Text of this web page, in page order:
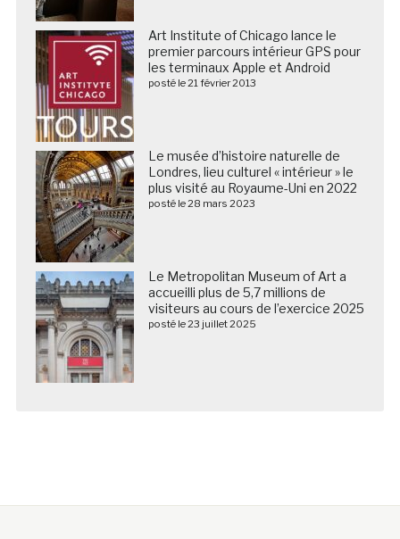
Art Institute of Chicago lance le
premier parcours intérieur GPS pour
les terminaux Apple et Android
posté le 21 février 2013
Le musée d’histoire naturelle de
Londres, lieu culturel « intérieur » le
plus visité au Royaume-Uni en 2022
posté le 28 mars 2023
Le Metropolitan Museum of Art a
accueilli plus de 5,7 millions de
visiteurs au cours de l’exercice 2025
posté le 23 juillet 2025